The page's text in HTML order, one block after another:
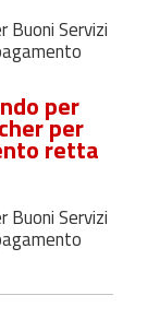
Buoni Servizi
per
per
retta
Buoni Servizi